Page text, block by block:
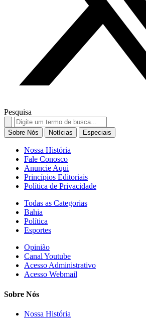
Pesquisa
Search
for:
Sobre Nós Notícias Especiais
Nossa História
Fale Conosco
Anuncie Aqui
Princípios Editoriais
Política de Privacidade
Todas as Categorias
Bahia
Política
Esportes
Opinião
Canal Youtube
Acesso Administrativo
Acesso Webmail
Sobre Nós
Nossa História